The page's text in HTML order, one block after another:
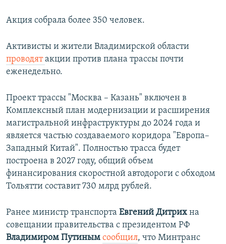
Акция собрала более 350 человек.
Активисты и жители Владимирской области
проводятакции против плана трассы почти
еженедельно.
Проект трассы "Москва – Казань" включен в
Комплексный план модернизации и расширения
магистральной инфраструктуры до 2024 года и
является частью создаваемого коридора "Европа–
Западный Китай". Полностью трасса будет
построена в 2027 году, общий объем
финансирования скоростной автодороги с обходом
Тольятти составит 730 млрд рублей.
Ранее министр транспорта Евгений Дитрих на
совещании правительства с президентом РФ
Владимиром Путиным сообщил, что Минтранс